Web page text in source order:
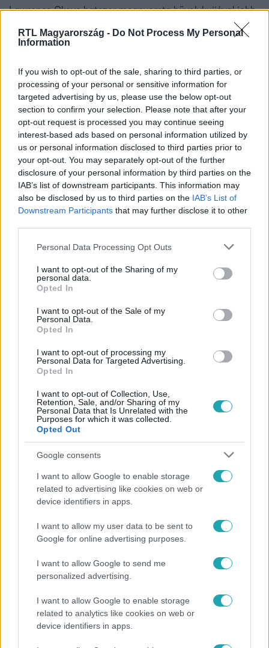
RTL Magyarország - Do Not Process My Personal
Information
If you wish to opt-out of the sale, sharing to third parties, or
processing of your personal or sensitive information for
targeted advertising by us, please use the below opt-out
section to confirm your selection. Please note that after your
opt-out request is processed you may continue seeing
interest-based ads based on personal information utilized by
us or personal information disclosed to third parties prior to
your opt-out. You may separately opt-out of the further
disclosure of your personal information by third parties on the
IAB’s list of downstream participants. This information may
also be disclosed by us to third parties on the IAB’s List of
Downstream Participants that may further disclose it to other
Please note that this website/app uses one or more Google
not limited to your visit or usage behaviour. You may click to
grant or deny consent to Google and its third-party tags to
use your data for below specified purposes in below Google
consent section.
Personal Data Processing Opt Outs
I want to opt-out of the Sharing of my
personal data.
Opted In
I want to opt-out of the Sale of my
Personal Data.
Opted In
I want to opt-out of processing my
Personal Data for Targeted Advertising.
Opted In
I want to opt-out of Collection, Use,
Retention, Sale, and/or Sharing of my
Personal Data that Is Unrelated with the
Purposes for which it was collected.
Opted Out
Google consents
I want to allow Google to enable storage
related to advertising like cookies on web or
device identifiers in apps.
I want to allow my user data to be sent to
Google for online advertising purposes.
I want to allow Google to send me
personalized advertising.
I want to allow Google to enable storage
related to analytics like cookies on web or
device identifiers in apps.
Lawrence Okoye hatszor megnyomta hüvelykujjával jobb
sípcsontja fölött a bőrén. A bizarr tünetek miatt végül
először mesélt a szívátültetéséről Fazekas Róbert
diszkoszvető
diagnosztizáltak, és egy német férfi szerve mentette meg
az életét.
Szívátültetésen esett át Fazekas Róbert
A sportoló már régóta küszködött egy genetikai eredetű
betegséggel.